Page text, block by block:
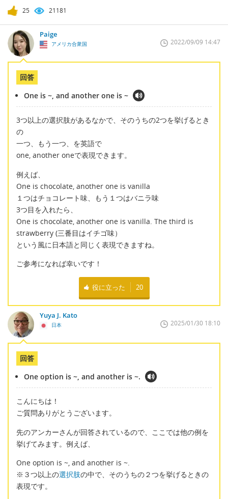
25 21181
Paige
アメリカ合衆国 2022/09/09 14:47
回答
One is ~, and another one is ~
3つ以上の選択肢があるなかで、そのうちの2つを挙げるとき
の
一つ、もう一つ、を英語で
one, another oneで表現できます。
例えば、
One is chocolate, another one is vanilla
１つはチョコレート味、もう１つはバニラ味
3つ目を入れたら、
One is chocolate, another one is vanilla. The third is
strawberry (三番目はイチゴ味）
という風に日本語と同じく表現できますね。
ご参考になれば幸いです！
役に立った 20
Yuya J. Kato
日本 2025/01/30 18:10
回答
One option is ~, and another is ~.
こんにちは！
ご質問ありがとうございます。
先のアンカーさんが回答されているので、ここでは他の例を
挙げてみます。例えば、
One option is ~, and another is ~.
※３つ以上の選択肢の中で、そのうちの２つを挙げるときの
表現です。